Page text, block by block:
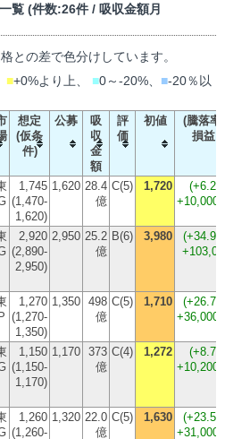
覧 (件数:26件 / 吸収金額月
との差で色分けしています。
■+0%より上、 ■0～-20%、 ■-20％以
想定
(仮条
件)
公募
吸
収
金
額
評
価
初値
(騰落率)
損益
1,745
(1,470-
1,620)
1,620 28.4
億
C(5) 1,720 (
+10,000
2,920
(2,890-
2,950)
2,950 25.2
億
B(6) 3,980 (
P
1,270
(1,270-
1,350)
1,350 498
億
C(5) 1,710 (
+36,000
1,150
(1,150-
1,170)
1,170 373
億
C(4) 1,272 (
+10,200
1,260
(1,260-
1,320 22.0
億
C(5) 1,630 (
+31,000